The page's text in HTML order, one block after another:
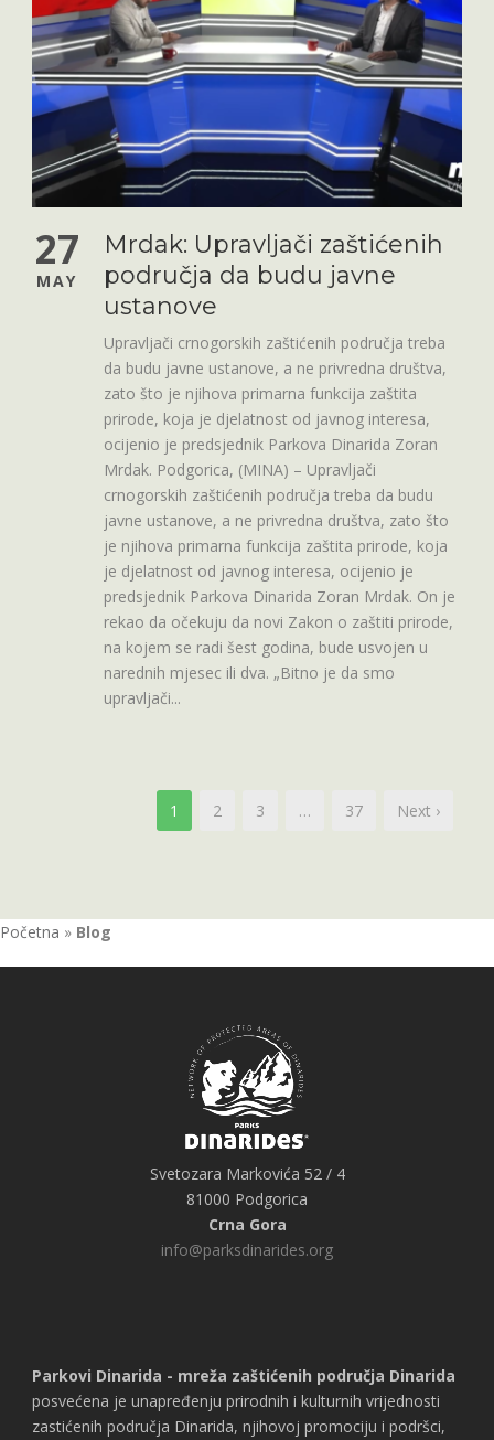
27
MAY
Mrdak: Upravljači zaštićenih
područja da budu javne
ustanove
Upravljači crnogorskih zaštićenih područja treba
da budu javne ustanove, a ne privredna društva,
zato što je njihova primarna funkcija zaštita
prirode, koja je djelatnost od javnog interesa,
ocijenio je predsjednik Parkova Dinarida Zoran
Mrdak. Podgorica, (MINA) – Upravljači
crnogorskih zaštićenih područja treba da budu
javne ustanove, a ne privredna društva, zato što
je njihova primarna funkcija zaštita prirode, koja
je djelatnost od javnog interesa, ocijenio je
predsjednik Parkova Dinarida Zoran Mrdak. On je
rekao da očekuju da novi Zakon o zaštiti prirode,
na kojem se radi šest godina, bude usvojen u
narednih mjesec ili dva. „Bitno je da smo
upravljači...
1 2 3 … 37 Next ›
Početna » Blog
Svetozara Markovića 52 / 4
81000 Podgorica
Crna Gora
info@parksdinarides.org
Parkovi Dinarida - mreža zaštićenih područja Dinarida
posvećena je unapređenju prirodnih i kulturnih vrijednosti
zastićenih područja Dinarida, njihovoj promociju i podršci,